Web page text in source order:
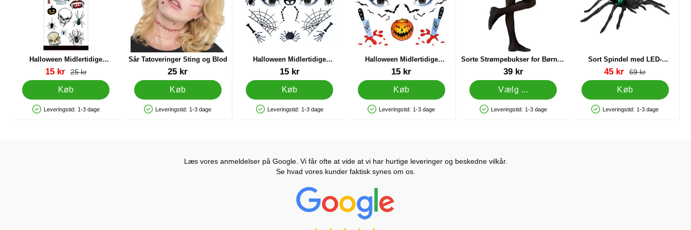
Halloween Midlertidige
Tatoveringer 12-pak
Varenr 43732
pris
15 kr pris
25 kr
Køb
Produkttilgængelighed: På lager
Leveringstid: 1-3 dage
Sår Tatoveringer Sting og Blod
25 kr
Køb
Produkttilgængelighed: På lager
Leveringstid: 1-3 dage
Halloween Midlertidige
Tatoveringer E
15 kr
Køb
Produkttilgængelighed: På lager
Leveringstid: 1-3 dage
Halloween Midlertidige
Tatoveringer H
15 kr
Køb
Produkttilgængelighed: På lager
Leveringstid: 1-3 dage
Sorte Strømpebukser for Børn 4-
6 år
39 kr
Vælg ...
Produkttilgængelighed: På lager
Leveringstid: 1-3 dage
Sort Spindel med LED-
belysning
Varenr 38589
pris
45 kr pris
69 kr
Køb
Produkttilgængelighed: På lager
Leveringstid: 1-3 dage
Læs vores anmeldelser på Google. Vi får ofte at vide at vi har hurtige leveringer og beskedne vilkår.
Se hvad vores kunder faktisk synes om os.
Prisjakt Anmeldelser: 4.7 Stjerne